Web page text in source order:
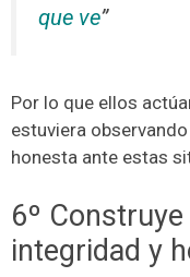
que ve”
Por lo que ellos
estuviera
honesta ante estas
6º
integridad y